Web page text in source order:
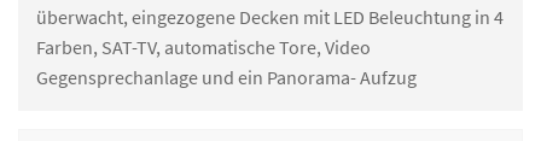
überwacht, eingezogene Decken mit LED Beleuchtung in 4
Farben, SAT-TV, automatische Tore, Video
Gegensprechanlage und ein Panorama- Aufzug